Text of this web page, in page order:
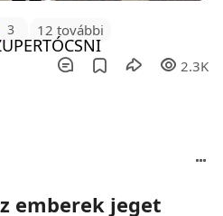
3 12 további
2.3K
emberek jeget